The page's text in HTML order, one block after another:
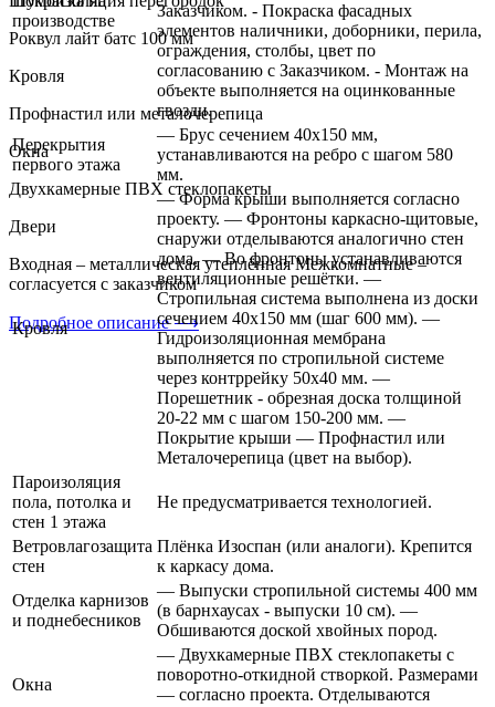
Роквул лайт батс 100 мм
Кровля
Профнастил или металочерепица
Окна
Двухкамерные ПВХ стеклопакеты
Двери
Входная – металлическая утеплённая Межкомнатные –
согласуется с заказчиком
Подробное описание ⟶
производстве
Заказчиком. - Покраска фасадных
элементов наличники, доборники, перила,
ограждения, столбы, цвет по
согласованию с Заказчиком. - Монтаж на
объекте выполняется на оцинкованные
гвозди.
Перекрытия
первого этажа
— Брус сечением 40х150 мм,
устанавливаются на ребро с шагом 580
мм.
Кровля
— Форма крыши выполняется согласно
проекту. — Фронтоны каркасно-щитовые,
снаружи отделываются аналогично стен
дома. — Во фронтоны устанавливаются
вентиляционные решётки. —
Стропильная система выполнена из доски
сечением 40х150 мм (шаг 600 мм). —
Гидроизоляционная мембрана
выполняется по стропильной системе
через контррейку 50х40 мм. —
Порешетник - обрезная доска толщиной
20-22 мм с шагом 150-200 мм. —
Покрытие крыши — Профнастил или
Металочерепица (цвет на выбор).
Пароизоляция
пола, потолка и
стен 1 этажа
Не предусматривается технологией.
Ветровлагозащита
стен
Плёнка Изоспан (или аналоги). Крепится
к каркасу дома.
Отделка карнизов
и поднебесников
— Выпуски стропильной системы 400 мм
(в барнхаусах - выпуски 10 см). —
Обшиваются доской хвойных пород.
Окна
— Двухкамерные ПВХ стеклопакеты с
поворотно-откидной створкой. Размерами
— согласно проекта. Отделываются